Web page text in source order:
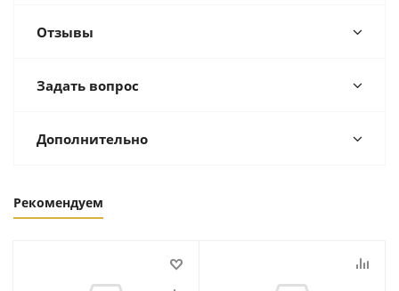
Отзывы
Задать вопрос
Дополнительно
Рекомендуем